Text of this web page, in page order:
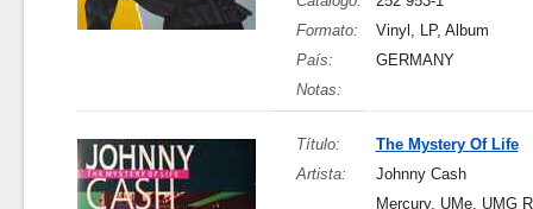
Formato:
Vinyl, LP, Album
País:
GERMANY
Notas:
Título:
The Mystery Of Life
Artista:
Johnny Cash
Mercury, UMe, UMG